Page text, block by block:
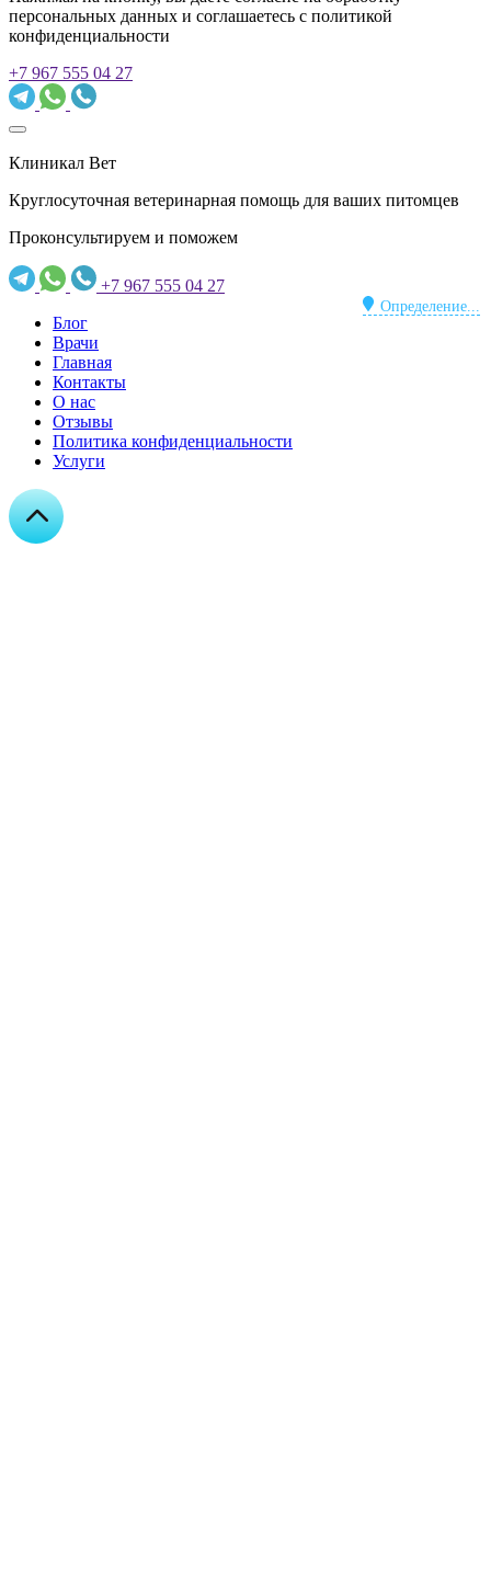
персональных данных и соглашаетесь c политикой
конфиденциальности
+7 967 555 04 27
Клиникал Вет
Круглосуточная ветеринарная помощь для ваших питомцев
Проконсультируем и поможем
+7 967 555 04 27
Определение...
Блог
Врачи
Главная
Контакты
О нас
Отзывы
Политика конфиденциальности
Услуги